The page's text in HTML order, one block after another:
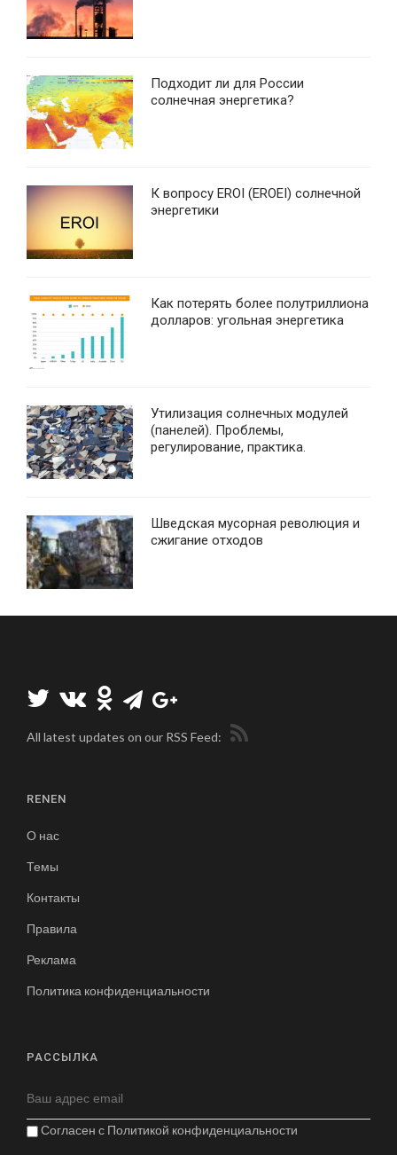
Подходит ли для России
солнечная энергетика?
К вопросу EROI (EROEI) солнечной
энергетики
Как потерять более полутриллиона
долларов: угольная энергетика
Утилизация солнечных модулей
(панелей). Проблемы,
регулирование, практика.
Шведская мусорная революция и
сжигание отходов
All latest updates on our RSS Feed:
RENEN
О нас
Темы
Контакты
Правила
Реклама
Политика конфиденциальности
РАССЫЛКА
Согласен с Политикой конфиденциальности